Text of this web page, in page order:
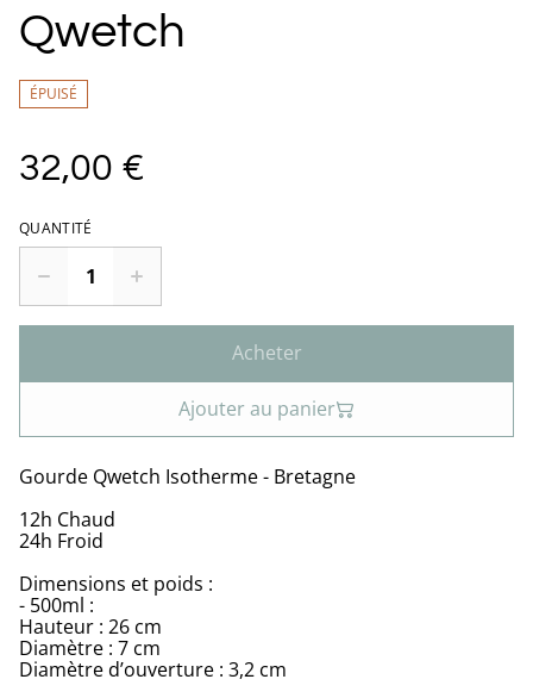
Qwetch
ÉPUISÉ
32,00 €
QUANTITÉ
Acheter
Ajouter au panier
Gourde Qwetch Isotherme - Bretagne
12h Chaud
24h Froid
Dimensions et poids :
- 500ml :
Hauteur : 26 cm
Diamètre : 7 cm
Diamètre d’ouverture : 3,2 cm